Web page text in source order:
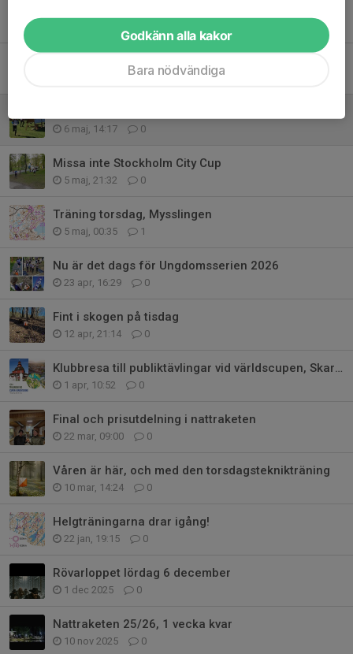
Tidigare nyheter
0
6 maj, 14:17 0
Missa inte Stockholm City Cup
5 maj, 21:32 0
Träning torsdag, Mysslingen
5 maj, 00:35 1
Nu är det dags för Ungdomsserien 2026
23 apr, 16:29 0
Fint i skogen på tisdag
12 apr, 21:14 0
Klubbresa till publiktävlingar vid världscupen, Skara & Lidköping, 29-31maj
1 apr, 10:52 0
Final och prisutdelning i nattraketen
22 mar, 09:00 0
Våren är här, och med den torsdagsteknikträning
10 mar, 14:24 0
Helgträningarna drar igång!
22 jan, 19:15 0
Rövarloppet lördag 6 december
1 dec 2025 0
Nattraketen 25/26, 1 vecka kvar
10 nov 2025 0
Godkänn alla kakor
Bara nödvändiga